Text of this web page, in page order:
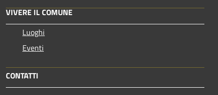
VIVERE IL COMUNE
Luoghi
Eventi
CONTATTI